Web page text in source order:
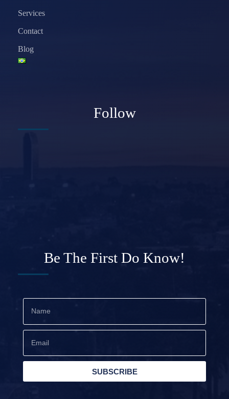
Services
Contact
Blog
Follow
Be The First Do Know!
SUBSCRIBE